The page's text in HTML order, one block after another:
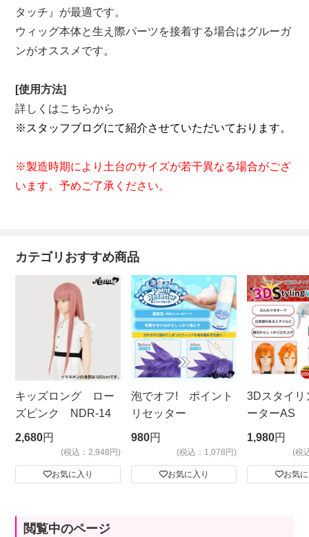
タッチ 』が最適です。
ウィッグ本体と生え際パーツを接着する場合はグルーガ
ンがオススメです。
[使用方法]
詳しくはこちらから
※スタッフブログにて紹介させていただいております。
※製造時期により土台のサイズが若干異なる場合がござ
います。予めご了承ください。
カテゴリおすすめ商品
キッズロング ロー
ズピンク NDR-14
2,680円
(税込：2,948円)
お気に入り
泡でオフ! ポイント
リセッター
980円
(税込：1,078円)
お気に入り
3Dスタイリ
ーターAS
ビッグサイ
1,980円
(税
お気
閲覧中のページ